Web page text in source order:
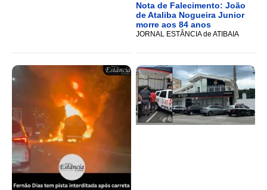
Nota de Falecimento: João
de Ataliba Nogueira Junior
morre aos 84 anos
JORNAL ESTÂNCIA de ATIBAIA